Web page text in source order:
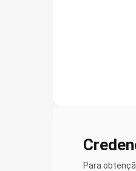
Para